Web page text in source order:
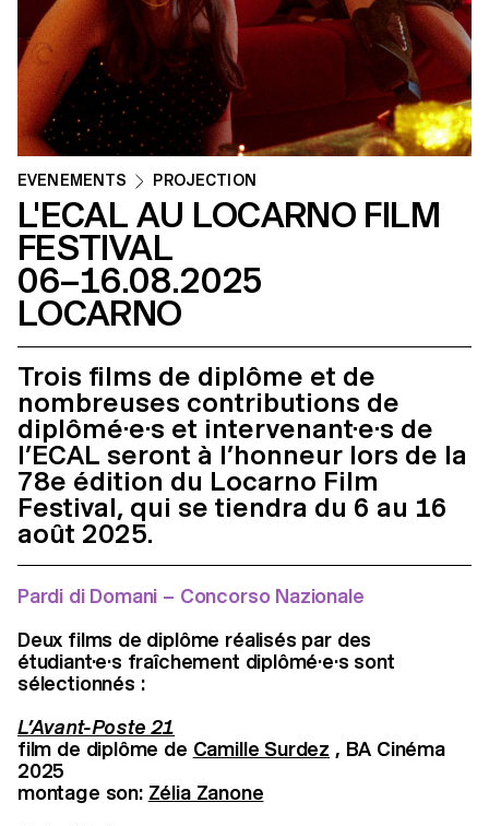
ÉVÉNEMENTS PROJECTION
L'ECAL AU LOCARNO FILM
FESTIVAL
06–16.08.2025
LOCARNO
Trois films de diplôme et de
nombreuses contributions de
diplômé·e·s et intervenant·e·s de
l’ECAL seront à l’honneur lors de la
78e édition du Locarno Film
Festival, qui se tiendra du 6 au 16
août 2025.
Pardi di Domani – Concorso Nazionale
Deux films de diplôme réalisés par des
étudiant·e·s fraîchement diplômé·e·s sont
sélectionnés :
L’Avant-Poste 21
film de diplôme de Camille Surdez , BA Cinéma
2025
montage son: Zélia Zanone